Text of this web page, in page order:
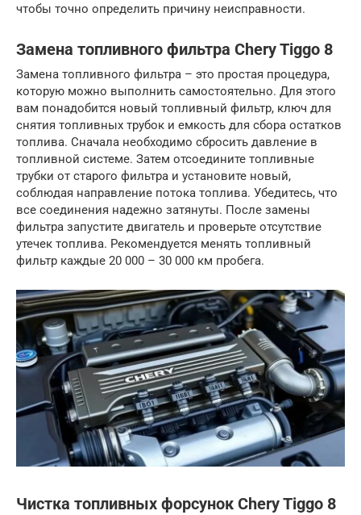
чтобы точно определить причину неисправности.
Замена топливного фильтра Chery Tiggo 8
Замена топливного фильтра – это простая процедура,
которую можно выполнить самостоятельно. Для этого
вам понадобится новый топливный фильтр, ключ для
снятия топливных трубок и емкость для сбора остатков
топлива. Сначала необходимо сбросить давление в
топливной системе. Затем отсоедините топливные
трубки от старого фильтра и установите новый,
соблюдая направление потока топлива. Убедитесь, что
все соединения надежно затянуты. После замены
фильтра запустите двигатель и проверьте отсутствие
утечек топлива. Рекомендуется менять топливный
фильтр каждые 20 000 – 30 000 км пробега.
Чистка топливных форсунок Chery Tiggo 8